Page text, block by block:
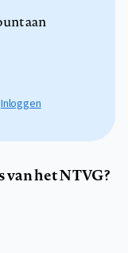
aan
Inloggen
het NTVG?